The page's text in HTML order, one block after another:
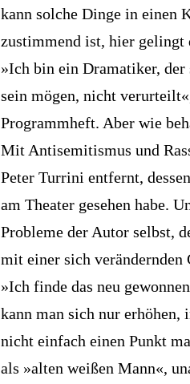
kann solche Dinge in einen
zustimmend ist, hier gelingt
»Ich bin ein Dramatiker,
sein mögen, nicht
Programmheft. Aber wie
Mit Antisemitismus und
Peter Turrini entfernt,
am Theater gesehen habe.
Probleme der Autor selbst,
mit einer sich verändernden
»Ich finde das neu
kann man sich nur erhöhen,
nicht einfach einen Punkt
als »alten weißen Mann«,